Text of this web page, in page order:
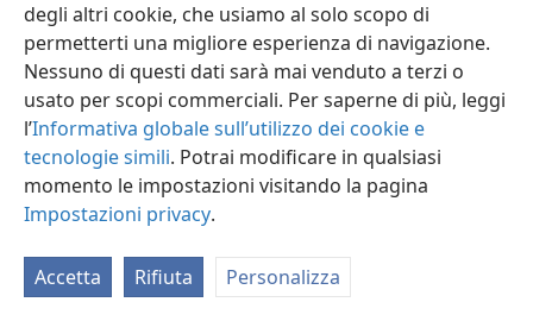
degli altri cookie, che usiamo al solo scopo di
permetterti una migliore esperienza di navigazione.
Nessuno di questi dati sarà mai venduto a terzi o
usato per scopi commerciali. Per saperne di più, leggi
l’Informativa globale sull’utilizzo dei cookie e
tecnologie simili. Potrai modificare in qualsiasi
momento le impostazioni visitando la pagina
Impostazioni privacy.
Accetta Rifiuta Personalizza
JW.ORG
Accedi